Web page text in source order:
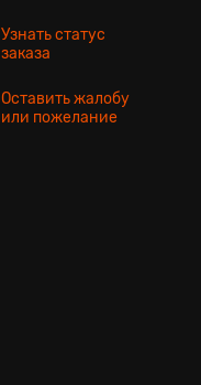
Узнать статус
заказа
Оставить жалобу
или пожелание